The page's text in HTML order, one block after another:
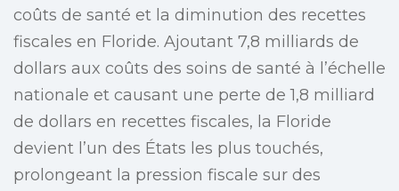
coûts de santé et la diminution des recettes
fiscales en Floride. Ajoutant 7,8 milliards de
dollars aux coûts des soins de santé à l’échelle
nationale et causant une perte de 1,8 milliard
de dollars en recettes fiscales, la Floride
devient l’un des États les plus touchés,
prolongeant la pression fiscale sur des